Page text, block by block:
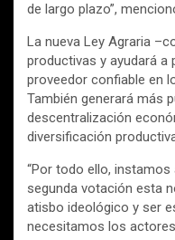
de largo plazo”,
La nueva Ley Agraria
productivas y ayudará a
proveedor confiable en
También generará más
descentralización
diversificación
“Por todo ello,
segunda votación esta
atisbo ideológico y ser
necesitamos los